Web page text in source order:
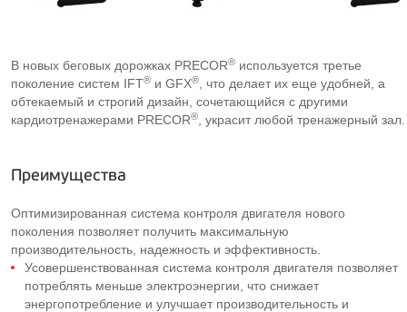
В новых беговых дорожках PRECOR® используется третье
поколение систем IFT® и GFX®
, что делает их еще удобней, а
обтекаемый и строгий дизайн, сочетающийся с другими
кардиотренажерами PRECOR® , украсит любой тренажерный зал.
Преимущества
Оптимизированная система контроля двигателя нового
поколения позволяет получить максимальную
производительность, надежность и эффективность.
Усовершенствованная система контроля двигателя позволяет
потреблять меньше электроэнергии, что снижает
энергопотребление и улучшает производительность и